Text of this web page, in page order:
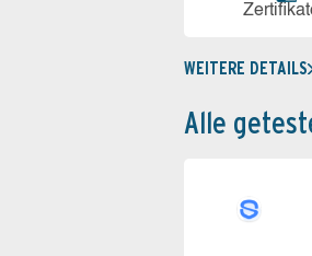
WEITERE DETAILS
Alle